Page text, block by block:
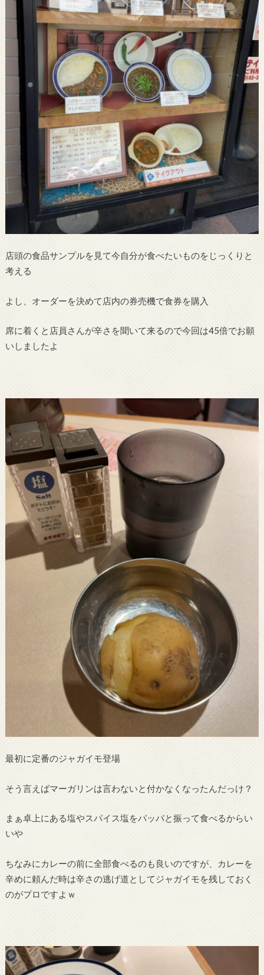
店頭の食品サンプルを見て今自分が食べたいものをじっくりと
考える
よし、オーダーを決めて店内の券売機で食券を購入
席に着くと店員さんが辛さを聞いて来るので今回は45倍でお願
いしましたよ
最初に定番のジャガイモ登場
そう言えばマーガリンは言わないと付かなくなったんだっけ？
まぁ卓上にある塩やスパイス塩をパッパと振って食べるからい
いや
ちなみにカレーの前に全部食べるのも良いのですが、カレーを
辛めに頼んだ時は辛さの逃げ道としてジャガイモを残しておく
のがプロですよｗ